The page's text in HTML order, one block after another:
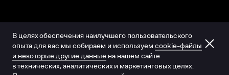
В целях обеспечения наилучшего пользовательского
опыта для вас мы собираем и используем cookie-файлы
и некоторые другие данные на нашем сайте
в технических, аналитических и маркетинговых целях.